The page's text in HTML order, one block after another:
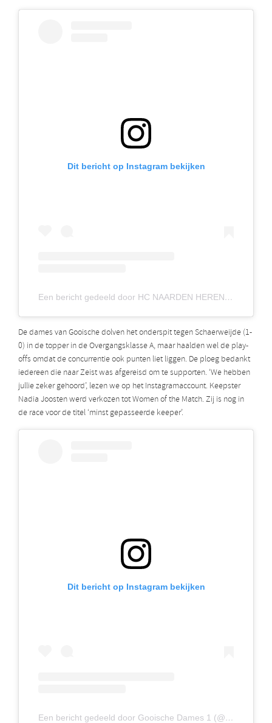
Dit bericht op Instagram bekijken
Een bericht gedeeld door HC NAARDEN HEREN 1 (@hcnaardenh1)
De dames van Gooische dolven het onderspit tegen Schaerweijde (1-
0) in de topper in de Overgangsklasse A, maar haalden wel de play-
offs omdat de concurrentie ook punten liet liggen. De ploeg bedankt
iedereen die naar Zeist was afgereisd om te supporten. ‘We hebben
jullie zeker gehoord’, lezen we op het Instagramaccount. Keepster
Nadia Joosten werd verkozen tot Women of the Match. Zij is nog in
de race voor de titel ‘minst gepasseerde keeper’.
Dit bericht op Instagram bekijken
Een bericht gedeeld door Gooische Dames 1 (@gooischedamess1)